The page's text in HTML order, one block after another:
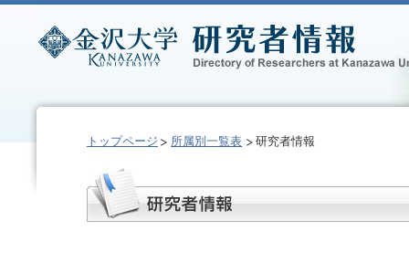
トップページ 所属別一覧表 研究者情報